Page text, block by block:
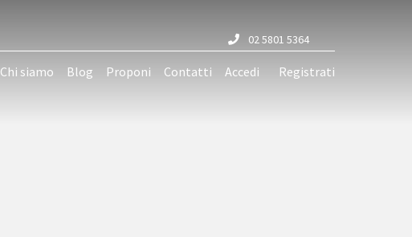
02 5801 5364
Chi siamo Blog Proponi Contatti Accedi Registrati